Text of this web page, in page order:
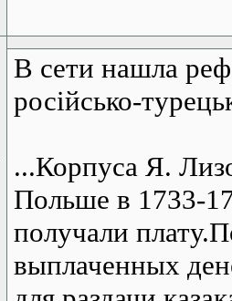
В сети нашла
російсько-
...Корпуса Я.
Польше в 1733-
получали
выплаченных